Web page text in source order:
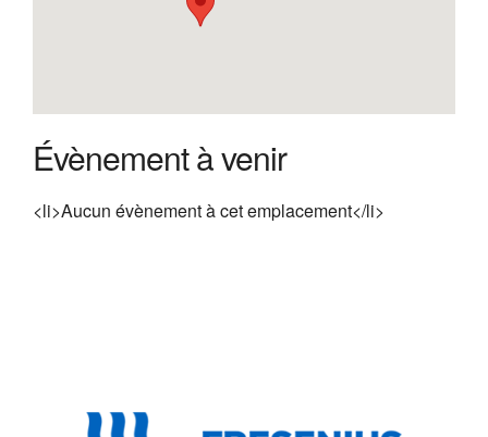
Évènement à venir
<li>Aucun évènement à cet emplacement</li>